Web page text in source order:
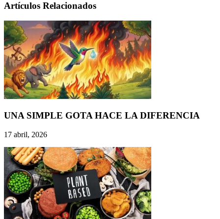
Artículos Relacionados
UNA SIMPLE GOTA HACE LA DIFERENCIA
17 abril, 2026